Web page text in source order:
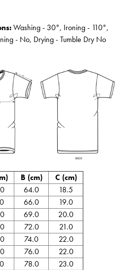
Washing - 30°, Ironing - 110°,
- No, Drying - Tumble Dry No
B (cm)
C (cm)
64.0
18.5
66.0
19.0
69.0
20.0
72.0
21.0
74.0
22.0
76.0
22.0
78.0
23.0